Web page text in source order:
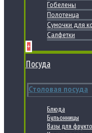
Гобелены
Полотенца
Сумочки для
Салфетки
+
Посуда
Столовая посуда
Блюда
Бульонницы
Вазы для